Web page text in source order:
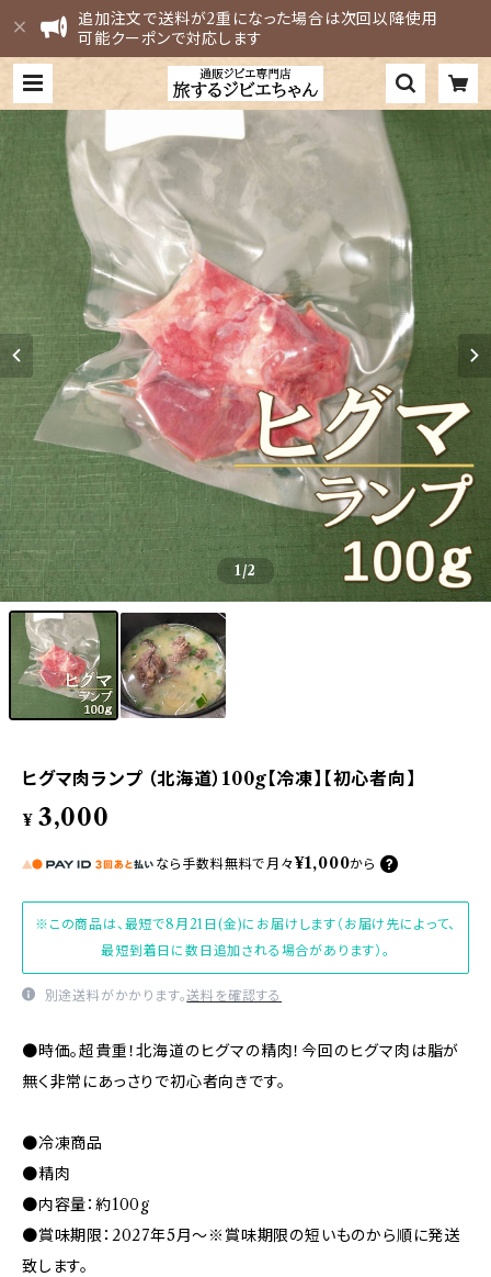
追加注文で送料が2重になった場合は次回以降使用
可能クーポンで対応します
1/2
ヒグマ肉ランプ （北海道）100g【冷凍】【初心者向】
¥ 3,000
なら 手数料無料で 月々¥1,000から
※この商品は、最短で8月21日(金)にお届けします（お届け先によって、
最短到着日に数日追加される場合があります）。
別途送料がかかります。送料を確認する
●時価。超貴重！北海道のヒグマの精肉！今回のヒグマ肉は脂が
無く非常にあっさりで初心者向きです。
●冷凍商品
●精肉
●内容量：約100g
●賞味期限：2027年5月～※賞味期限の短いものから順に発送
致します。